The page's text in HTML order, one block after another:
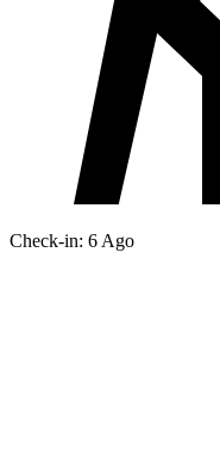
Check-in: 6 Ago